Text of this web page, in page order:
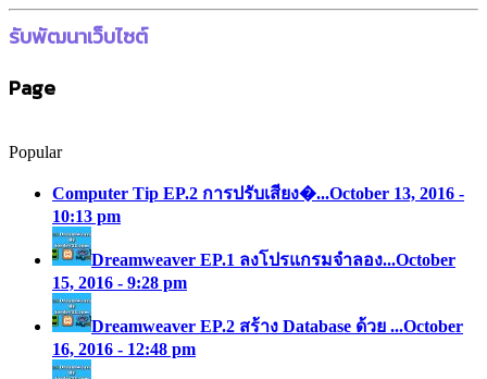
รับพัฒนาเว็บไซต์
Page
Popular
Computer Tip EP.2 การปรับเสียง�...October 13, 2016 -
10:13 pm
Dreamweaver EP.1 ลงโปรแกรมจำลอง...October
15, 2016 - 9:28 pm
Dreamweaver EP.2 สร้าง Database ด้วย ...October
16, 2016 - 12:48 pm